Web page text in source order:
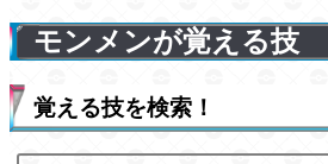
モンメンが覚える技
覚える技を検索！